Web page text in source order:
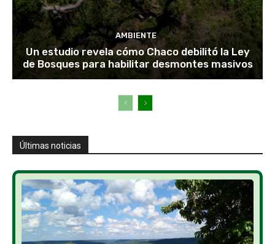
AMBIENTE
Un estudio revela cómo Chaco debilitó la Ley
de Bosques para habilitar desmontes masivos
Últimas noticias